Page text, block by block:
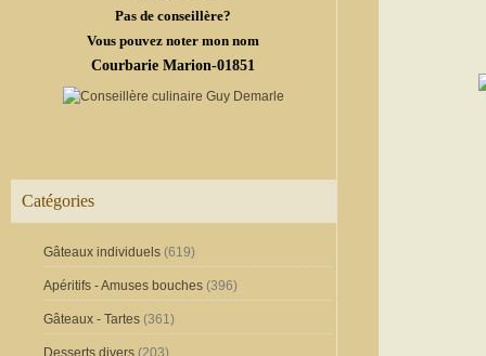
Pas de conseillère?
Vous pouvez noter mon nom
Courbarie Marion-01851
Catégories
Gâteaux individuels (619)
Apéritifs - Amuses bouches (396)
Gâteaux - Tartes (361)
Desserts divers (203)